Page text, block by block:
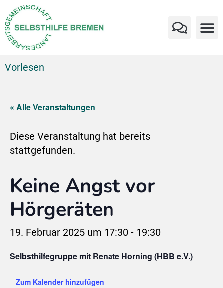
Vorlesen
« Alle Veranstaltungen
Diese Veranstaltung hat bereits
stattgefunden.
Keine Angst vor
Hörgeräten
19. Februar 2025 um 17:30 - 19:30
Selbsthilfegruppe mit Renate Horning (HBB e.V.)
Zum Kalender hinzufügen